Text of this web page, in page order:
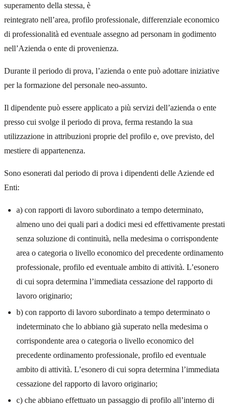
superamento della stessa, è
reintegrato nell’area, profilo professionale, differenziale economico
di professionalità ed eventuale assegno ad personam in godimento
nell’Azienda o ente di provenienza.
Durante il periodo di prova, l’azienda o ente può adottare iniziative
per la formazione del personale neo-assunto.
Il dipendente può essere applicato a più servizi dell’azienda o ente
presso cui svolge il periodo di prova, ferma restando la sua
utilizzazione in attribuzioni proprie del profilo e, ove previsto, del
mestiere di appartenenza.
Sono esonerati dal periodo di prova i dipendenti delle Aziende ed
Enti:
a) con rapporti di lavoro subordinato a tempo determinato,
almeno uno dei quali pari a dodici mesi ed effettivamente prestati
senza soluzione di continuità, nella medesima o corrispondente
area o categoria o livello economico del precedente ordinamento
professionale, profilo ed eventuale ambito di attività. L’esonero
di cui sopra determina l’immediata cessazione del rapporto di
lavoro originario;
b) con rapporto di lavoro subordinato a tempo determinato o
indeterminato che lo abbiano già superato nella medesima o
corrispondente area o categoria o livello economico del
precedente ordinamento professionale, profilo ed eventuale
ambito di attività. L’esonero di cui sopra determina l’immediata
cessazione del rapporto di lavoro originario;
c) che abbiano effettuato un passaggio di profilo all’interno di